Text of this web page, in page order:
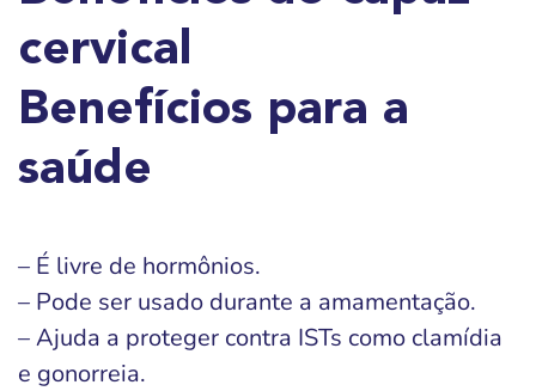
cervical
Benefícios para a
saúde
– É livre de hormônios.
– Pode ser usado durante a amamentação.
– Ajuda a proteger contra ISTs como clamídia
e gonorreia.